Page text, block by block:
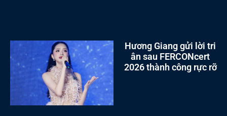
Hương Giang gửi lời tri
ân sau FERCONcert
2026 thành công rực rỡ